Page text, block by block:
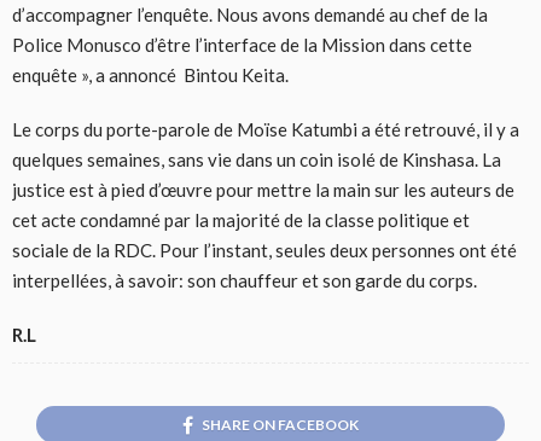
d’accompagner l’enquête. Nous avons demandé au chef de la
Police Monusco d’être l’interface de la Mission dans cette
enquête », a annoncé Bintou Keita.
Le corps du porte-parole de Moïse Katumbi a été retrouvé, il y a
quelques semaines, sans vie dans un coin isolé de Kinshasa. La
justice est à pied d’œuvre pour mettre la main sur les auteurs de
cet acte condamné par la majorité de la classe politique et
sociale de la RDC. Pour l’instant, seules deux personnes ont été
interpellées, à savoir: son chauffeur et son garde du corps.
R.L
SHARE ON FACEBOOK